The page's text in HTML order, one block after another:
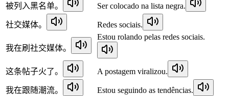
被列入黑名单。 Ser colocado na lista negra.
社交媒体。 Redes sociais.
我在刷社交媒体。
Estou rolando pelas redes sociais.
这条帖子火了。 A postagem viralizou.
我在跟随潮流。
Estou seguindo as tendências.